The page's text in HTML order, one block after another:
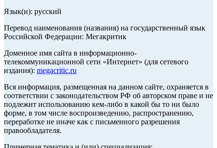
Язык(и): русский
Перевод наименования (названия) на государственный язык
Российской Федерации: Мегакритик
Доменное имя сайта в информационно-
телекоммуникационной сети «Интернет» (для сетевого
издания): megacritic.ru
Вся информация, размещенная на данном сайте, охраняется в
соответствии с законодательством РФ об авторском праве и не
подлежит использованию кем-либо в какой бы то ни было
форме, в том числе воспроизведению, распространению,
переработке не иначе как с письменного разрешения
правообладателя.